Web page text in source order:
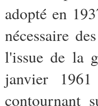
adopté en
nécessaire
l'issue de la
janvier
contournant